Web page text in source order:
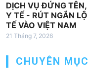
DỊCH VỤ ĐỨNG
Y TẾ - RÚT NGẮN
TẾ VÀO VIỆT NAM
21 Tháng 7, 2026
CHUYÊN MỤC